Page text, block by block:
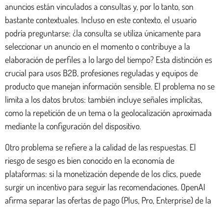
anuncios están vinculados a consultas y, por lo tanto, son
bastante contextuales. Incluso en este contexto, el usuario
podría preguntarse: ¿la consulta se utiliza únicamente para
seleccionar un anuncio en el momento o contribuye a la
elaboración de perfiles a lo largo del tiempo? Esta distinción es
crucial para usos B2B, profesiones reguladas y equipos de
producto que manejan información sensible. El problema no se
limita a los datos brutos: también incluye señales implícitas,
como la repetición de un tema o la geolocalización aproximada
mediante la configuración del dispositivo.
Otro problema se refiere a la calidad de las respuestas. El
riesgo de sesgo es bien conocido en la economía de
plataformas: si la monetización depende de los clics, puede
surgir un incentivo para seguir las recomendaciones. OpenAI
afirma separar las ofertas de pago (Plus, Pro, Enterprise) de la